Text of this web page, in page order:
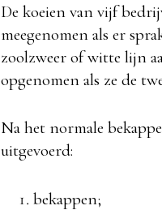
De koeien van vijf
meegenomen als er
zoolzweer of witte lijn
opgenomen als ze de
Na het normale
uitgevoerd:
bekappen;